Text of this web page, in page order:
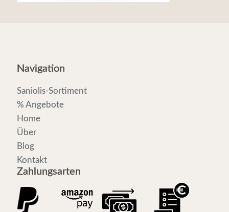
Navigation
Saniolis-Sortiment
% Angebote
Home
Über
Blog
Kontakt
Zahlungsarten